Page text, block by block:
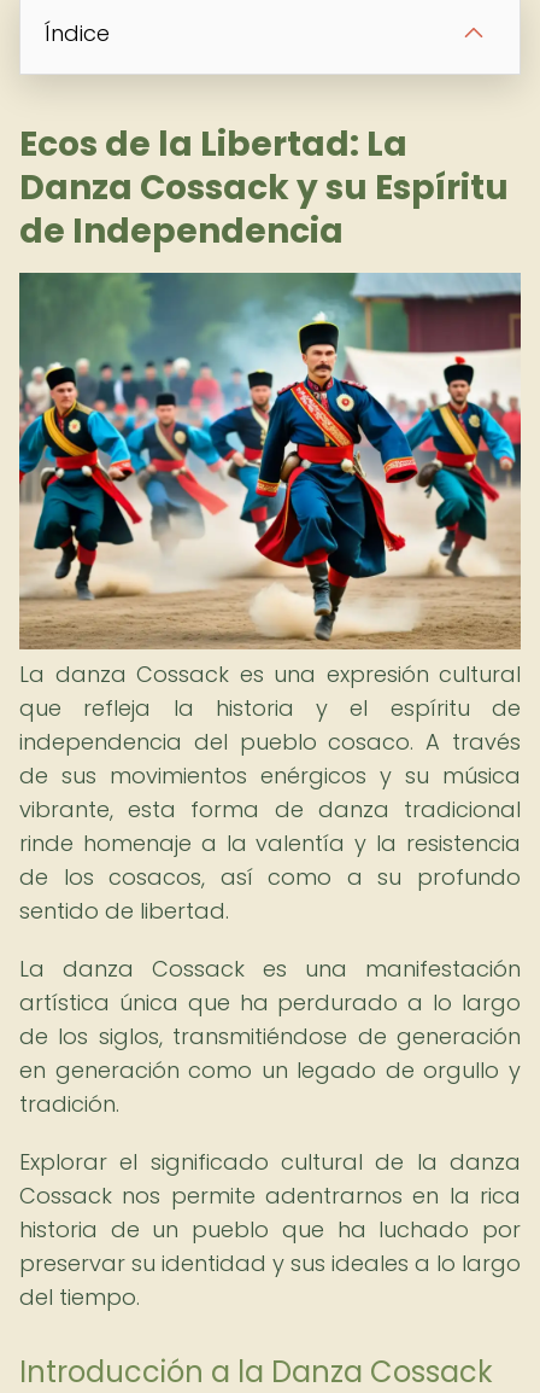
Índice
Ecos de la Libertad: La
Danza Cossack y su Espíritu
de Independencia
La danza Cossack es una expresión cultural
que refleja la historia y el espíritu de
independencia del pueblo cosaco. A través
de sus movimientos enérgicos y su música
vibrante, esta forma de danza tradicional
rinde homenaje a la valentía y la resistencia
de los cosacos, así como a su profundo
sentido de libertad.
La danza Cossack es una manifestación
artística única que ha perdurado a lo largo
de los siglos, transmitiéndose de generación
en generación como un legado de orgullo y
tradición.
Explorar el significado cultural de la danza
Cossack nos permite adentrarnos en la rica
historia de un pueblo que ha luchado por
preservar su identidad y sus ideales a lo largo
del tiempo.
Introducción a la Danza Cossack